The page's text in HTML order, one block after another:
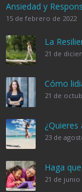
Ansiedad y
15 de febrero de 2022
La
21 de
Cómo
21 de
23 de
Haga
21 de junio